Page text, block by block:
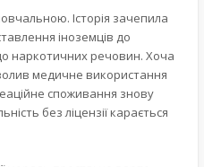
Історія зачепила
іноземців до
наркотичних речовин. Хоча
медичне використання
споживання знову
без ліцензії карається